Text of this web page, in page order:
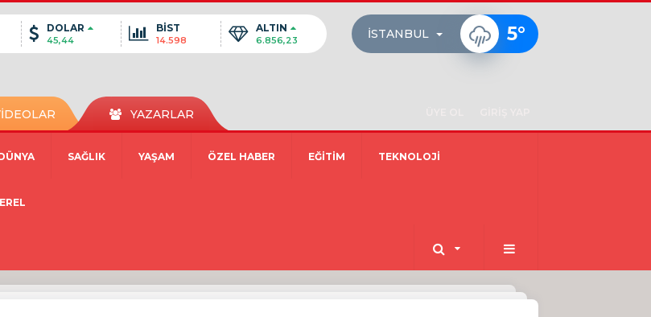
DOLAR
45,44
BİST
14.598
ALTIN
6.856,23 İSTANBUL 5°
YAZARLAR
SAĞLIK YAŞAM ÖZEL HABER EĞİTİM TEKNOLOJİ